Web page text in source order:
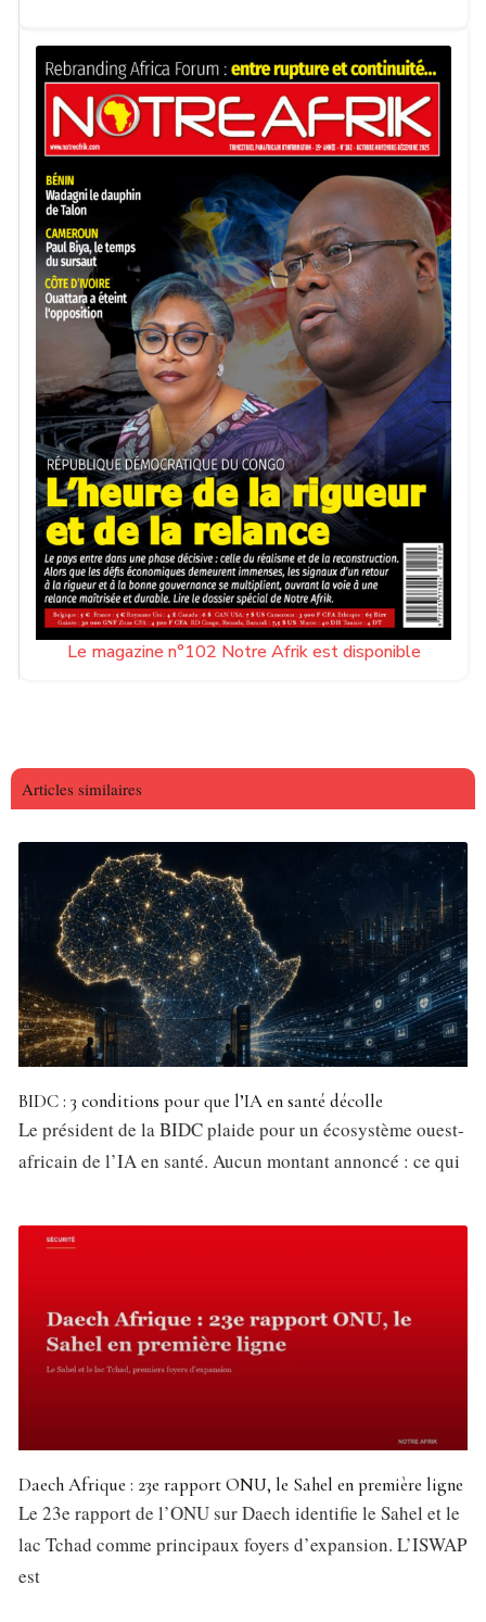
Le magazine n°102 Notre Afrik est disponible
Articles similaires
BIDC : 3 conditions pour que l’IA en santé décolle
Le président de la BIDC plaide pour un écosystème ouest-
africain de l’IA en santé. Aucun montant annoncé : ce qui
Daech Afrique : 23e rapport ONU, le Sahel en première ligne
Le 23e rapport de l’ONU sur Daech identifie le Sahel et le
lac Tchad comme principaux foyers d’expansion. L’ISWAP
est